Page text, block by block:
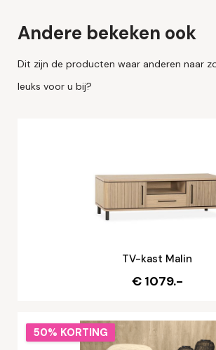
Andere bekeken ook
Dit zijn de producten waar anderen naar
leuks voor u bij?
TV-kast Malin
€ 1079.-
50% KORTING